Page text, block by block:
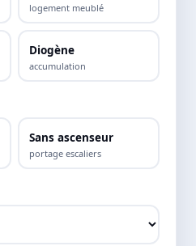
logement meublé
Diogène
accumulation
Sans ascenseur
portage escaliers